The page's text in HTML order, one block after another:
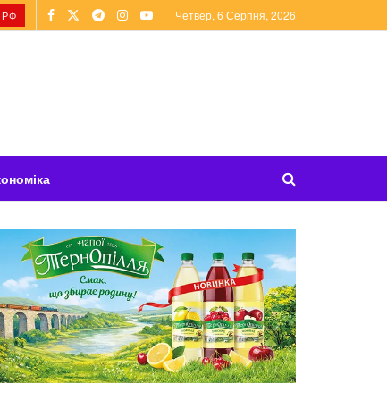
РФ Четвер, 6 Серпня, 2026